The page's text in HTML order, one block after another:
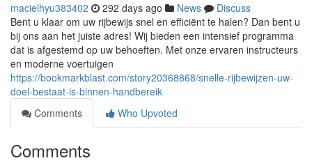
macielhyu383402 292 days ago News
Discuss
Bent u klaar om uw rijbewijs snel en efficiënt te halen? Dan bent u
bij ons aan het juiste adres! Wij bieden een intensief programma
dat is afgestemd op uw behoeften. Met onze ervaren instructeurs
en moderne voertuigen
https://bookmarkblast.com/story20368868/snelle-rijbewijzen-uw-
doel-bestaat-is-binnen-handbereik
Comments
Who Upvoted
Comments